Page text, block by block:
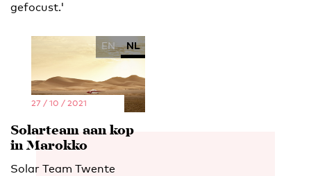
gefocust.'
EN NL
27 / 10 / 2021
Solarteam aan kop
in Marokko
Solar Team Twente